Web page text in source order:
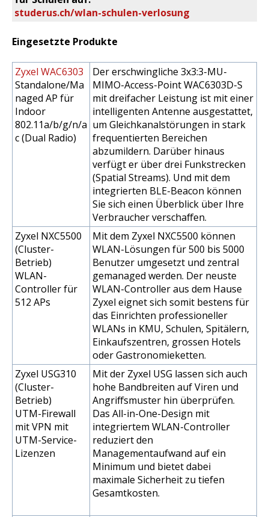
studerus.ch/wlan-schulen-verlosung
Eingesetzte Produkte
Zyxel WAC6303
Standalone/Ma
naged AP für
Indoor
802.11a/b/g/n/a
c (Dual Radio)
Der erschwingliche 3x3:3-MU-
MIMO-Access-Point WAC6303D-S
mit dreifacher Leistung ist mit einer
intelligenten Antenne ausgestattet,
um Gleichkanalstörungen in stark
frequentierten Bereichen
abzumildern. Darüber hinaus
verfügt er über drei Funkstrecken
(Spatial Streams). Und mit dem
integrierten BLE-Beacon können
Sie sich einen Überblick über Ihre
Verbraucher verschaffen.
Zyxel NXC5500
(Cluster-
Betrieb)
WLAN-
Controller für
512 APs
Mit dem Zyxel NXC5500 können
WLAN-Lösungen für 500 bis 5000
Benutzer umgesetzt und zentral
gemanaged werden. Der neuste
WLAN-Controller aus dem Hause
Zyxel eignet sich somit bestens für
das Einrichten professioneller
WLANs in KMU, Schulen, Spitälern,
Einkaufszentren, grossen Hotels
oder Gastronomieketten.
Zyxel USG310
(Cluster-
Betrieb)
UTM-Firewall
mit VPN mit
UTM-Service-
Lizenzen
Mit der Zyxel USG lassen sich auch
hohe Bandbreiten auf Viren und
Angriffsmuster hin überprüfen.
Das All-in-One-Design mit
integriertem WLAN-Controller
reduziert den
Managementaufwand auf ein
Minimum und bietet dabei
maximale Sicherheit zu tiefen
Gesamtkosten.